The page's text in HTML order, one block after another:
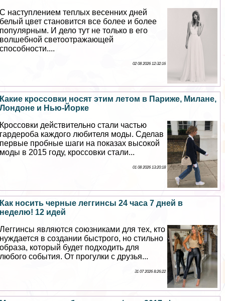
С наступлением теплых весенних дней
белый цвет становится все более и более
популярным. И дело тут не только в его
волшебной светоотражающей
способности....
02 08 2026 12:32:16
Какие кроссовки носят этим летом в Париже, Милане,
Лондоне и Нью-Йорке
Кроссовки действительно стали частью
гардероба каждого любителя моды. Сделав
первые пробные шаги на показах высокой
моды в 2015 году, кроссовки стали...
01 08 2026 13:20:18
Как носить черные леггинсы 24 часа 7 дней в
неделю! 12 идей
Леггинсы являются союзниками для тех, кто
нуждается в создании быстрого, но стильно
образа, который будет подходить для
любого события. От прогулки с друзья...
31 07 2026 8:26:22